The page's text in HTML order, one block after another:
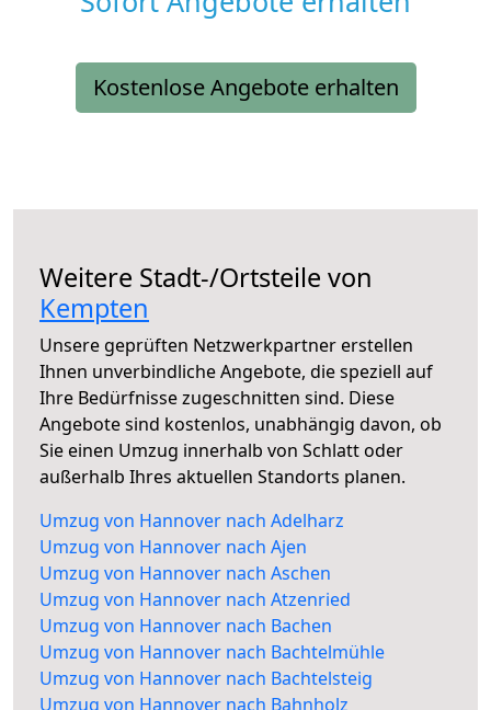
Kostenlose Angebote erhalten
Weitere Stadt-/Ortsteile von
Kempten
Unsere geprüften Netzwerkpartner erstellen
Ihnen unverbindliche Angebote, die speziell auf
Ihre Bedürfnisse zugeschnitten sind. Diese
Angebote sind kostenlos, unabhängig davon, ob
Sie einen Umzug innerhalb von Schlatt oder
außerhalb Ihres aktuellen Standorts planen.
Umzug von Hannover nach Adelharz
Umzug von Hannover nach Ajen
Umzug von Hannover nach Aschen
Umzug von Hannover nach Atzenried
Umzug von Hannover nach Bachen
Umzug von Hannover nach Bachtelmühle
Umzug von Hannover nach Bachtelsteig
Umzug von Hannover nach Bahnholz